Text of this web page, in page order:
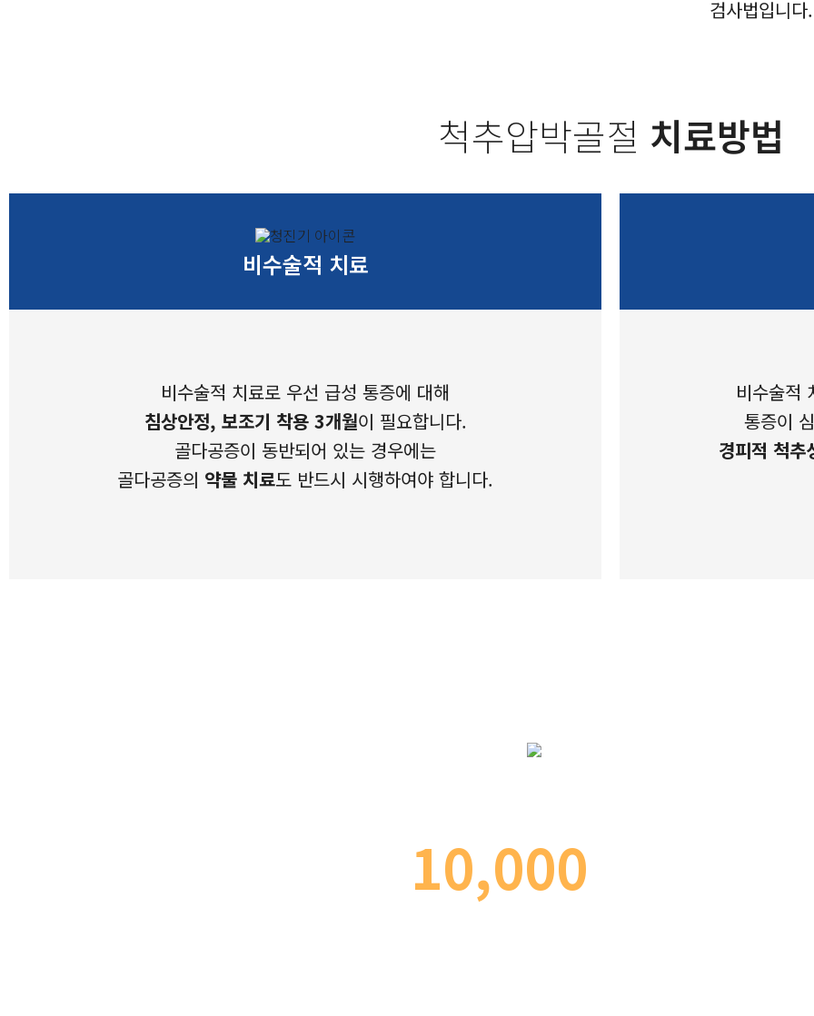
검사법입니다.
척추압박골절 치료방법
비수술적 치료
비수술적 치료로 우선 급성 통증에 대해
침상안정, 보조기 착용 3개월이 필요합니다.
골다공증이 동반되어 있는 경우에는
골다공증의 약물 치료도 반드시 시행하여야 합니다.
비수술적
통증이
경피적 척추
10,000